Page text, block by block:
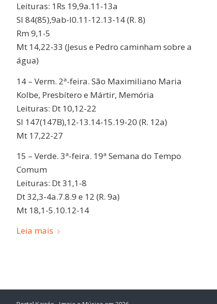
Leituras: 1Rs 19,9a.11-13a
Sl 84(85),9ab-l0.11-12.13-14 (R. 8)
Rm 9,1-5
Mt 14,22-33 (Jesus e Pedro caminham sobre a
água)
14 – Verm. 2ª-feira. São Maximiliano Maria
Kolbe, Presbítero e Mártir, Memória
Leituras: Dt 10,12-22
Sl 147(147B),12-13.14-15.19-20 (R. 12a)
Mt 17,22-27
15 – Verde. 3ª-feira. 19ª Semana do Tempo
Comum
Leituras: Dt 31,1-8
Dt 32,3-4a.7.8.9 e 12 (R. 9a)
Mt 18,1-5.10.12-14
Leia mais